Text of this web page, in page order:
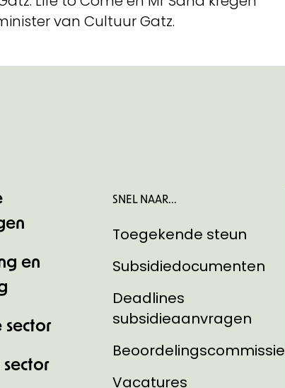
van Cultuur Gatz.
en
sector
SNEL NAAR...
Toegekende steun
Subsidiedocumenten
Deadlines
subsidieaanvragen
Beoordelingscommissies
Vacatures